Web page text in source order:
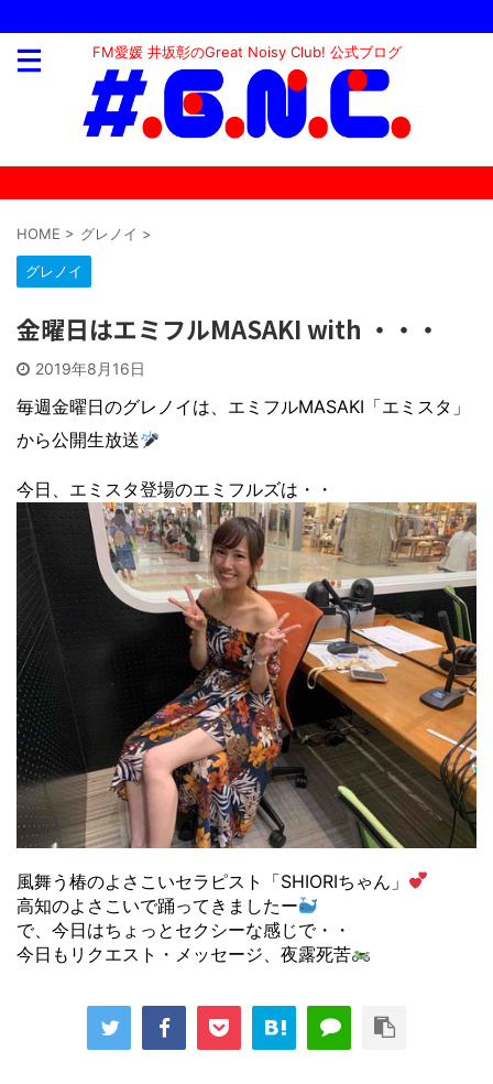
FM愛媛 井坂彰のGreat Noisy Club! 公式ブログ
HOME > グレノイ >
グレノイ
金曜日はエミフルMASAKI with ・・・
2019年8月16日
毎週金曜日のグレノイは、エミフルMASAKI「エミスタ」
から公開生放送
今日、エミスタ登場のエミフルズは・・
風舞う椿のよさこいセラピスト「SHIORIちゃん」
高知のよさこいで踊ってきましたー
で、今日はちょっとセクシーな感じで・・
今日もリクエスト・メッセージ、夜露死苦